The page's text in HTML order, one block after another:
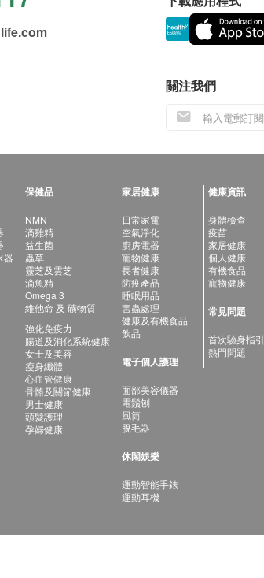
關注我們
器
保健品
NMN
滴雞精
益生菌
蟲草
靈芝及雲芝
滴魚精
Omega 3
維他命 及 礦物質
強化免疫力
腸道及消化系統健康
女士及美容
瘦身纖體
心血管健康
骨骼及關節健康
男士健康
頭髮護理
孕婦健康
家居健康
日常家電
空氣淨化
廚房電器
寵物健康
長者健康
防疫產品
睡眠用品
害蟲處理
健康及有機食品
飲品
電子個人護理
面部美容儀器
電鬚刨
風筒
脫毛器
休閑娛樂
運動智能手錶
運動耳機
健康資訊
身體檢查
疫苗
家居健康
個人健康
有機食品
寵物健康
常見問題
首次驗身指引
熱門問題